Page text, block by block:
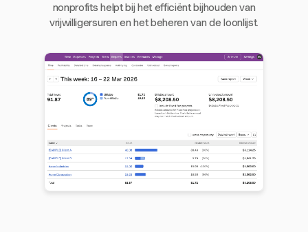
nonprofits helpt bij het efficiënt bijhouden van
vrijwilligersuren en het beheren van de loonlijst.